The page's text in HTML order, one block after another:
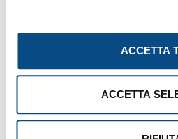
ACCETTA
ACCETTA